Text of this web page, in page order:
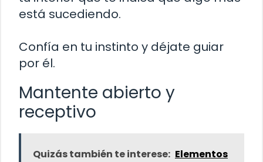
está sucediendo.
Confía en tu instinto y déjate guiar
por él.
Mantente abierto y
receptivo
Quizás también te interese: Elementos